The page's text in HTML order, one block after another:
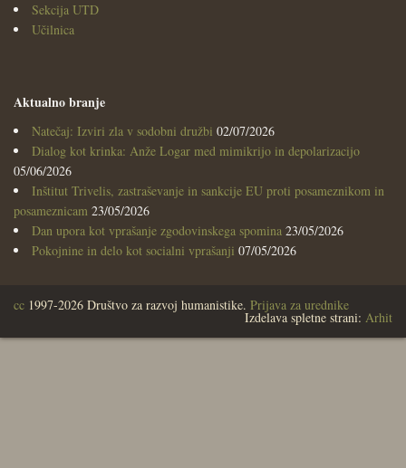
Sekcija UTD
Učilnica
Aktualno branje
Natečaj: Izviri zla v sodobni družbi 02/07/2026
Dialog kot krinka: Anže Logar med mimikrijo in depolarizacijo
05/06/2026
Inštitut Trivelis, zastraševanje in sankcije EU proti posameznikom in
posameznicam 23/05/2026
Dan upora kot vprašanje zgodovinskega spomina 23/05/2026
Pokojnine in delo kot socialni vprašanji 07/05/2026
cc 1997-2026 Društvo za razvoj humanistike. Prijava za urednike
Izdelava spletne strani: Arhit